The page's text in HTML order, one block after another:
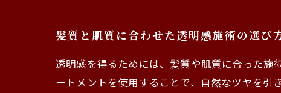
髪質と肌質に合わせた透明感施術の選び
透明感を得るためには、髪質や肌質に合った施
ートメントを使用することで、自然なツヤを引